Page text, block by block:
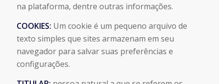
na plataforma, dentre outras informações.
COOKIES: Um cookie é um pequeno arquivo de
texto simples que sites armazenam em seu
navegador para salvar suas preferências e
configurações.